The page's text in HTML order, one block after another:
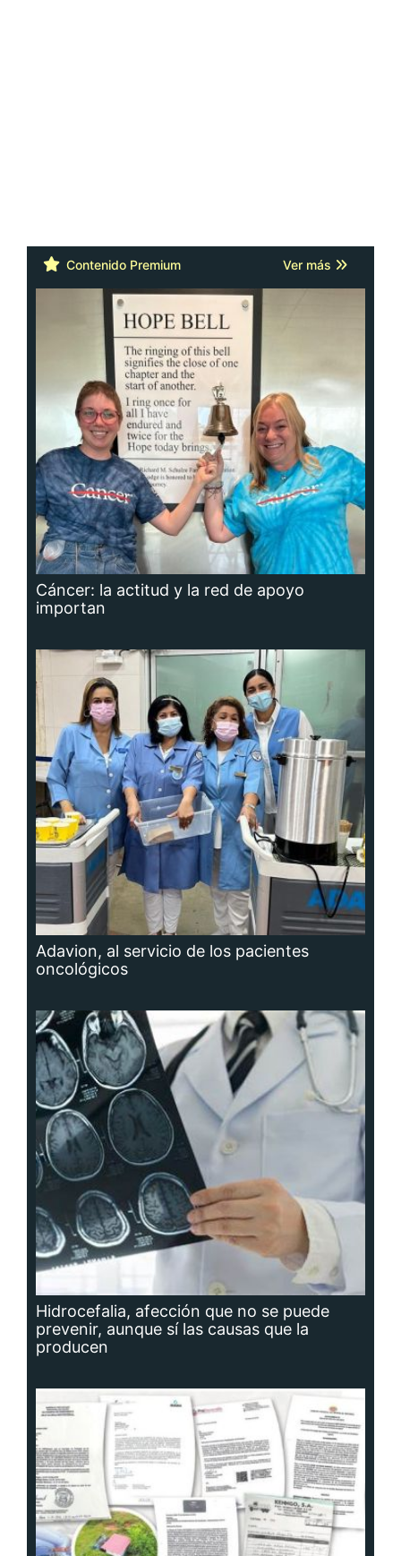
Contenido Premium Ver más
Cáncer: la actitud y la red de apoyo
importan
Adavion, al servicio de los pacientes
oncológicos
Hidrocefalia, afección que no se puede
prevenir, aunque sí las causas que la
producen